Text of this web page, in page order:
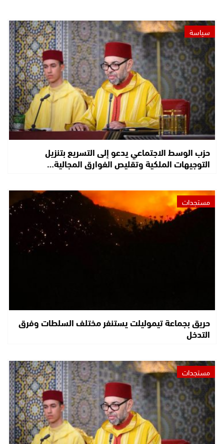
سياسة
حزب الوسط الاجتماعي يدعو إلى التسريع بتنزيل
التوجيهات الملكية وتقليص الفوارق المجالية…
مستجدات
حريق بجماعة تيموليلت يستنفر مختلف السلطات وفرق
التدخل
مستجدات